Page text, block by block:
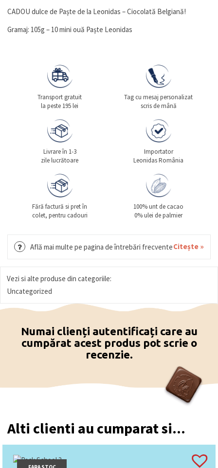
evaluări
de
clienți
CADOU dulce de Paște de la Leonidas – Ciocolată Belgiană!
Gramaj: 105g – 10 mini ouă Paște Leonidas
Transport gratuit
la peste 195 lei
Tag cu mesaj personalizat
scris de mână
Livrare în 1-3
zile lucrătoare
Importator
Leonidas România
Fără factură si pret în
colet, pentru cadouri
100% unt de cacao
0% ulei de palmier
Află mai multe pe pagina de întrebări frecventeCitește »
Vezi si alte produse din categoriile:
Uncategorized
Numai clienți autentificați care au
cumpărat acest produs pot scrie o
recenzie.
Alti clienti au cumparat si...